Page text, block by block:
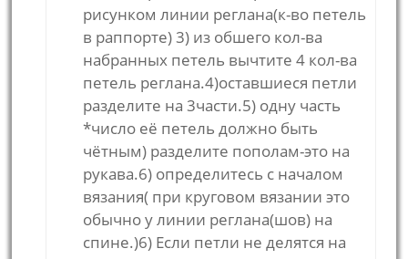
рисунком линии реглана(к-во петель
в раппорте) 3) из обшего кол-ва
набранных петель вычтите 4 кол-ва
петель реглана.4)оставшиеся петли
разделите на 3части.5) одну часть
*число её петель должно быть
чётным) разделите пополам-это на
рукава.6) определитесь с началом
вязания( при круговом вязании это
обычно у линии реглана(шов) на
спине.)6) Если петли не делятся на